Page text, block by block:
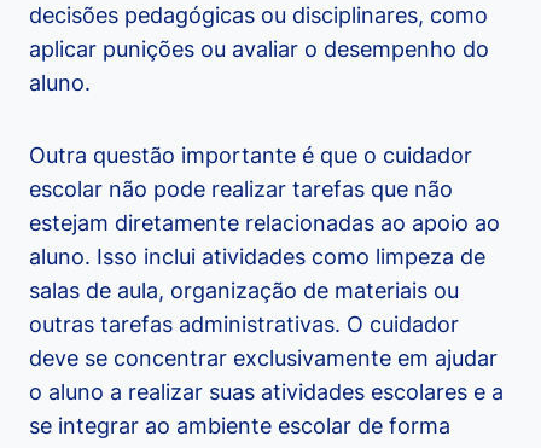
decisões pedagógicas ou disciplinares, como
aplicar punições ou avaliar o desempenho do
aluno.
Outra questão importante é que o cuidador
escolar não pode realizar tarefas que não
estejam diretamente relacionadas ao apoio ao
aluno. Isso inclui atividades como limpeza de
salas de aula, organização de materiais ou
outras tarefas administrativas. O cuidador
deve se concentrar exclusivamente em ajudar
o aluno a realizar suas atividades escolares e a
se integrar ao ambiente escolar de forma